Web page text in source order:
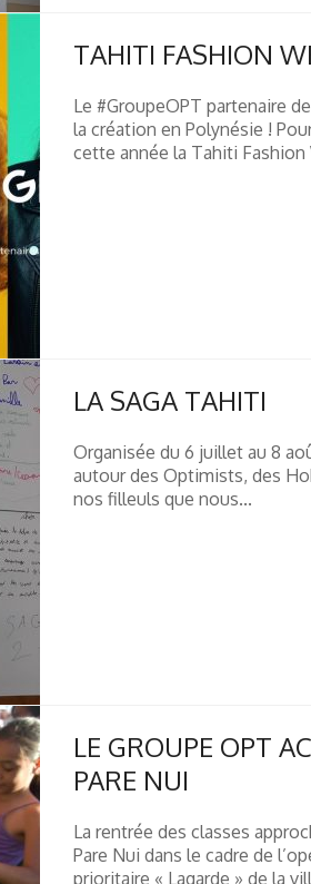
TAHITI FASHION
Le #GroupeOPT partenaire
la création en Polynésie !
cette année la Tahiti Fashion
LA SAGA TAHITI
Organisée du 6 juillet au 8
autour des Optimists, des
nos filleuls que nous...
LE GROUPE OPT
PARE NUI
La rentrée des classes
Pare Nui dans le cadre de
prioritaire « Lagarde » de la